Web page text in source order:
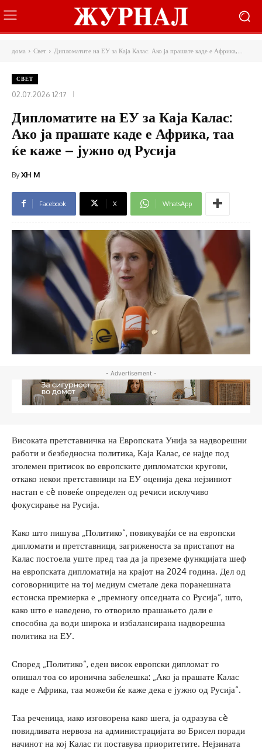
дома Свет Дипломатите на ЕУ за Каја Калас: Ако ја прашате каде е Африка,...
СВЕТ
02.07.2026 12:17
Дипломатите на ЕУ за Каја Калас:
Ако ја прашате каде е Африка, таа
ќе каже – јужно од Русија
ByXH M
Facebook X WhatsApp
- Advertisement -
Високата претставничка на Европската Унија за надворешни
работи и безбедносна политика, Каја Калас, се најде под
зголемен притисок во европските дипломатски кругови,
откако некои претставници на ЕУ оценија дека нејзиниот
настап е сè повеќе определен од речиси исклучиво
фокусирање на Русија.
Како што пишува „Политико“, повикувајќи се на европски
дипломати и претставници, загриженоста за пристапот на
Калас постоела уште пред таа да ја преземе функцијата шеф
на европската дипломатија на крајот на 2024 година. Дел од
соговорниците на тој медиум сметале дека поранешната
естонска премиерка е „премногу опседната со Русија“, што,
како што е наведено, го отворило прашањето дали е
способна да води широка и избалансирана надворешна
политика на ЕУ.
Според „Политико“, еден висок европски дипломат го
опишал тоа со иронична забелешка: „Ако ја прашате Калас
каде е Африка, таа можеби ќе каже дека е јужно од Русија“.
Таа реченица, иако изговорена како шега, ја одразува сè
повидливата нервоза на администрацијата во Брисел поради
начинот на кој Калас ги поставува приоритетите. Нејзината